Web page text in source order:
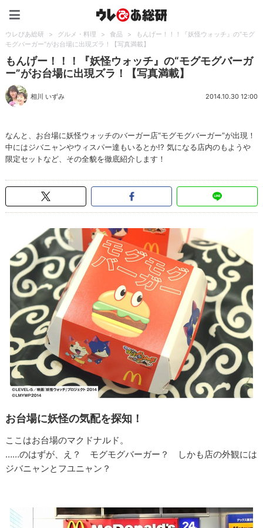
ウレぴあ総研 > グルメ・料理 > 食品 >
もんげー！！！『妖怪ウォッチ』の“モグ
モグバーガー”がお台場に出現ズラ！【写真満載】
もんげー！！！『妖怪ウォッチ』の“モグモグバーガ
ー”がお台場に出現ズラ！【写真満載】
相川 いずみ 2014.10.30 12:00
なんと、お台場に妖怪ウォッチのバーガー店“モグモグバーガー”が出現！
中にはジバニャンやウィスパー達もいるとか!? 気になる店内のもようや
限定セットなど、その全貌を徹底紹介します！
お台場に妖怪の気配を探知！
ここはお台場のマクドナルド。
……のはずが、え？ モグモグバーガー？ しかも店の外観には
ジバニャンとフユニャン？